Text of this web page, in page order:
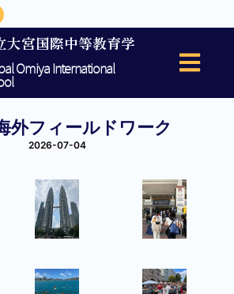
大宮国際中等教育学
Omiya International
外フィールドワーク
2026-07-04